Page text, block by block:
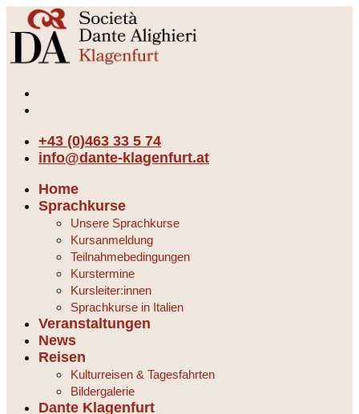
+43 (0)463 33 5 74
info@dante-klagenfurt.at
Home
Sprachkurse
Unsere Sprachkurse
Kursanmeldung
Teilnahmebedingungen
Kurstermine
Kursleiter:innen
Sprachkurse in Italien
Veranstaltungen
News
Reisen
Kulturreisen & Tagesfahrten
Bildergalerie
Dante Klagenfurt